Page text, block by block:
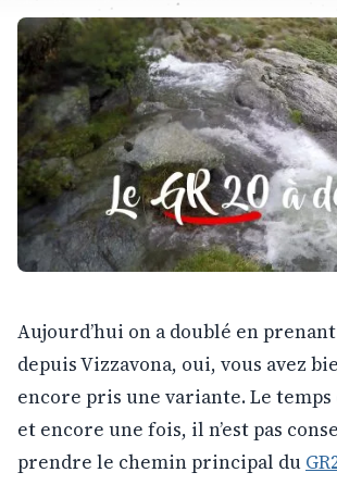
Aujourd’hui on a doublé en
depuis Vizzavona, oui, vous avez
encore pris une variante. Le
et encore une fois, il n’est pas
prendre le chemin principal du